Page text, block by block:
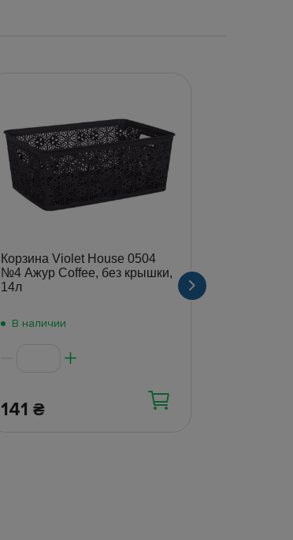
Корзина Violet House 0504
№4 Ажур Coffee, без крышки,
14л
В наличии
141₴